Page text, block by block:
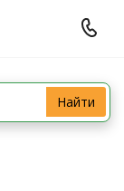
Найти